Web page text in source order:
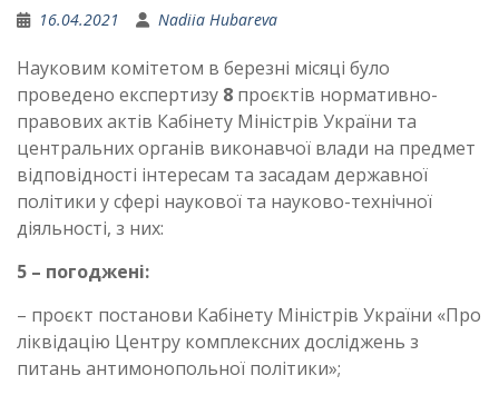
16.04.2021 Nadiia Hubareva
Науковим комітетом в березні місяці було
проведено експертизу 8 проєктів нормативно-
правових актів Кабінету Міністрів України та
центральних органів виконавчої влади на предмет
відповідності інтересам та засадам державної
політики у сфері наукової та науково-технічної
діяльності, з них:
5 – погоджені:
– проєкт постанови Кабінету Міністрів України «Про
ліквідацію Центру комплексних досліджень з
питань антимонопольної політики»;